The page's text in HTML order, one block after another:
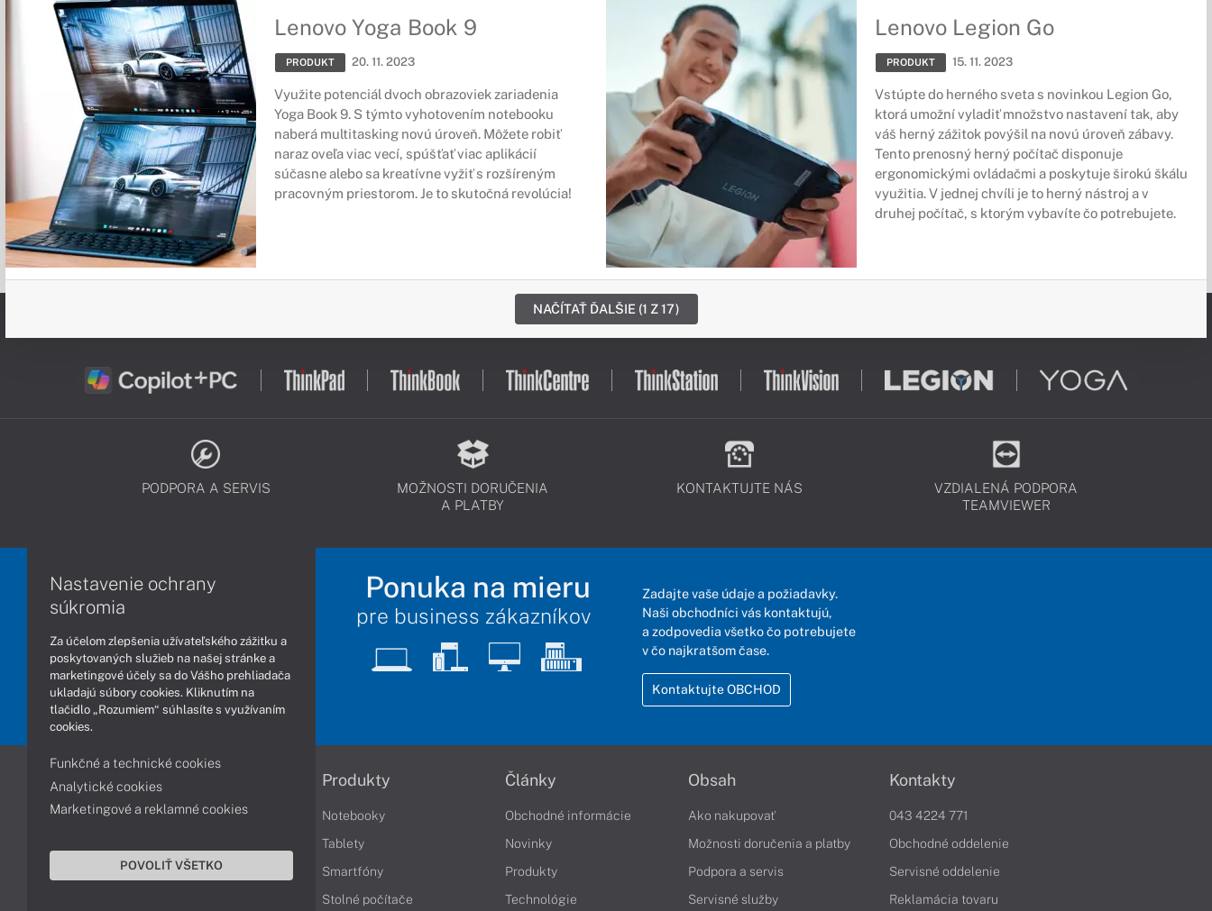
Lenovo Yoga Book 9
PRODUKT 20. 11. 2023
Využite potenciál dvoch obrazoviek zariadenia
Yoga Book 9. S týmto vyhotovením notebooku
naberá multitasking novú úroveň. Môžete robiť
naraz oveľa viac vecí, spúšťať viac aplikácií
súčasne alebo sa kreatívne vyžiť s rozšíreným
pracovným priestorom. Je to skutočná revolúcia!
Lenovo Legion Go
PRODUKT 15. 11. 2023
Vstúpte do herného sveta s novinkou Legion Go,
ktorá umožní vyladiť množstvo nastavení tak, aby
váš herný zážitok povýšil na novú úroveň zábavy.
Tento prenosný herný počítač disponuje
ergonomickými ovládačmi a poskytuje širokú škálu
využitia. V jednej chvíli je to herný nástroj a v
druhej počítač, s ktorým vybavíte čo potrebujete.
NAČÍTAŤ ĎALŠIE (1 Z 17)
PODPORA A SERVIS
MOŽNOSTI DORUČENIA
A PLATBY
KONTAKTUJTE NÁS
VZDIALENÁ PODPORA
TEAMVIEWER
Ponuka na mieru
pre business zákazníkov
Zadajte vaše údaje a požiadavky.
Naši obchodníci vás kontaktujú,
a zodpovedia všetko čo potrebujete
v čo najkratšom čase.
Kontaktujte OBCHOD
Informácie
Obchodné podmienky
Ochrana osobných údajov
Produkty
Notebooky
Tablety
Smartfóny
Stolné počítače
Články
Obchodné informácie
Novinky
Produkty
Technológie
Obsah
Ako nakupovať
Možnosti doručenia a platby
Podpora a servis
Servisné služby
Kontakty
043 4224 771
Obchodné oddelenie
Servisné oddelenie
Reklamácia tovaru
Nastavenie ochrany
súkromia
Za účelom zlepšenia užívateľského zážitku a
poskytovaných služieb na našej stránke a
marketingové účely sa do Vášho prehliadača
ukladajú súbory cookies. Kliknutím na
tlačidlo „Rozumiem“ súhlasíte s využívaním
cookies.
Funkčné a technické cookies
Analytické cookies
Marketingové a reklamné cookies
POVOLIŤ VŠETKO